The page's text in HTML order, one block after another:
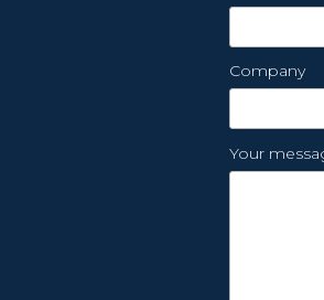
Company
Your